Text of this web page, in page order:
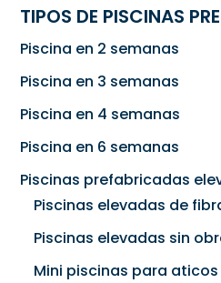
TIPOS DE PISCINAS
Piscina en 2 semanas
Piscina en 3 semanas
Piscina en 4 semanas
Piscina en 6 semanas
Piscinas prefabricadas
Piscinas elevadas de
Piscinas elevadas sin
Mini piscinas para aticos